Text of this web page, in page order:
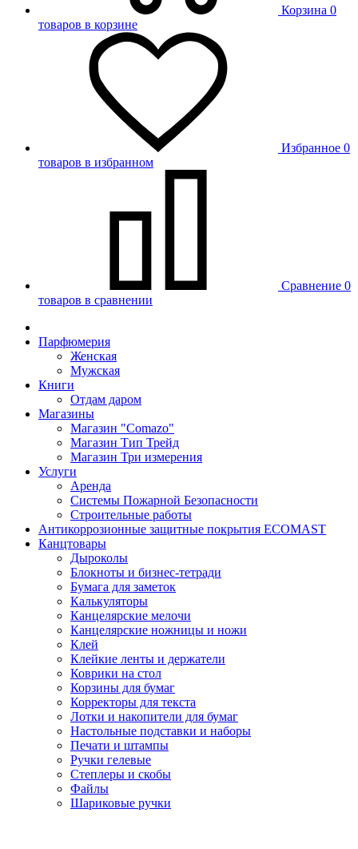
Корзина 0
товаров в корзине
Избранное 0
товаров в избранном
Сравнение 0
товаров в сравнении
Парфюмерия
Женская
Мужская
Книги
Отдам даром
Магазины
Магазин "Comazo"
Магазин Тип Трейд
Магазин Три измерения
Услуги
Аренда
Системы Пожарной Безопасности
Строительные работы
Антикоррозионные защитные покрытия ECOMAST
Канцтовары
Дыроколы
Блокноты и бизнес-тетради
Бумага для заметок
Калькуляторы
Канцелярские мелочи
Канцелярские ножницы и ножи
Клей
Клейкие ленты и держатели
Коврики на стол
Корзины для бумаг
Корректоры для текста
Лотки и накопители для бумаг
Настольные подставки и наборы
Печати и штампы
Ручки гелевые
Степлеры и скобы
Файлы
Шариковые ручки